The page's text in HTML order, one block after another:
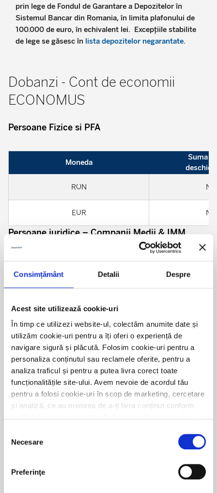
Consimțământ Detalii Despre
Acest site utilizează cookie-uri
În timp ce utilizezi website-ul, colectăm anumite date și
utilizăm cookie-uri pentru a îți oferi o experiență de
navigare sigură și plăcută. Folosim cookie-uri pentru a
personaliza conținutul sau reclamele oferite, pentru a
analiza traficul și pentru a putea livra corect toate
funcționalitățile site-ului. Avem nevoie de acordul tău
pentru a folosi cookie-uri în scop de marketing, cercetare
și analiză, ce au menirea de a-ți livra conținut conform
cookies dacă preferi să alegi tipurile de module cookie pe
care le folosim. Nicio grijă dacă te răzgândești, iți poți
modifică preferințele în orice moment cu un simplu clic
pe link-ul Setări Cookies din partea de jos a oricărei
consimțământului
Necesare
Preferinţe
prin lege de Fondul de Garantare a Depozitelor în
Sistemul Bancar din Romania, în limita plafonului de
100.000 de euro, în echivalent lei. Excepţiile stabilite
de lege se găsesc în lista depozitelor negarantate.
Dobanzi - Cont de economii
ECONOMUS
Persoane Fizice si PFA
Moneda
Suma
RON
EUR
Persoane juridice – Companii Medii & IMM
Suma
DOBANZI - Depozite Cash
Colateral
Persoane fizice si PFA / Companii Medii & IMM
Moneda Suma limita pentru
Nu exista